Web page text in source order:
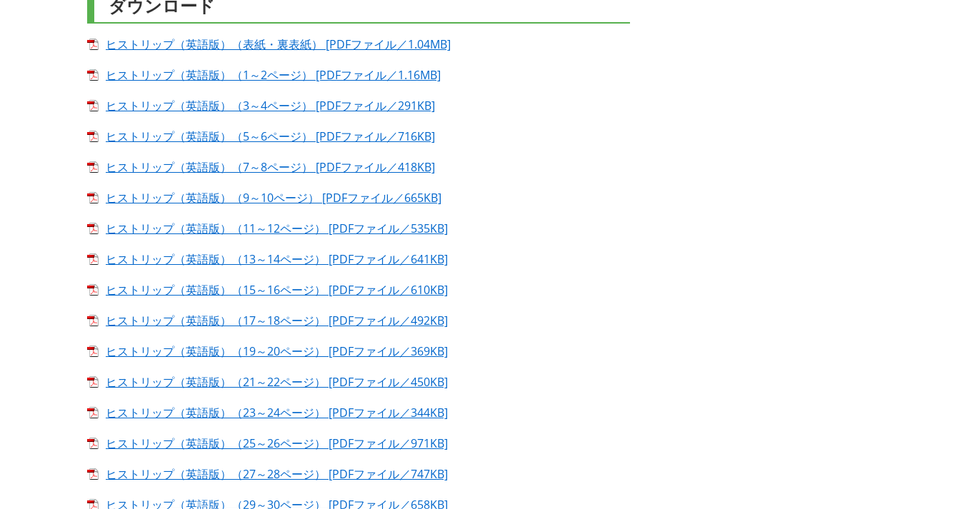
ダウンロード
ヒストリップ（英語版）（表紙・裏表紙） [PDFファイル／1.04MB]
ヒストリップ（英語版）（1～2ページ） [PDFファイル／1.16MB]
ヒストリップ（英語版）（3～4ページ） [PDFファイル／291KB]
ヒストリップ（英語版）（5～6ページ） [PDFファイル／716KB]
ヒストリップ（英語版）（7～8ページ） [PDFファイル／418KB]
ヒストリップ（英語版）（9～10ページ） [PDFファイル／665KB]
ヒストリップ（英語版）（11～12ページ） [PDFファイル／535KB]
ヒストリップ（英語版）（13～14ページ） [PDFファイル／641KB]
ヒストリップ（英語版）（15～16ページ） [PDFファイル／610KB]
ヒストリップ（英語版）（17～18ページ） [PDFファイル／492KB]
ヒストリップ（英語版）（19～20ページ） [PDFファイル／369KB]
ヒストリップ（英語版）（21～22ページ） [PDFファイル／450KB]
ヒストリップ（英語版）（23～24ページ） [PDFファイル／344KB]
ヒストリップ（英語版）（25～26ページ） [PDFファイル／971KB]
ヒストリップ（英語版）（27～28ページ） [PDFファイル／747KB]
ヒストリップ（英語版）（29～30ページ） [PDFファイル／658KB]